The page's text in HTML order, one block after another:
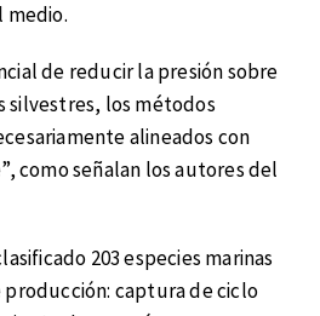
medio.
de reducir la presión sobre
silvestres, los métodos
alineados con
como señalan los autores del
203 especies marinas
producción: captura de ciclo